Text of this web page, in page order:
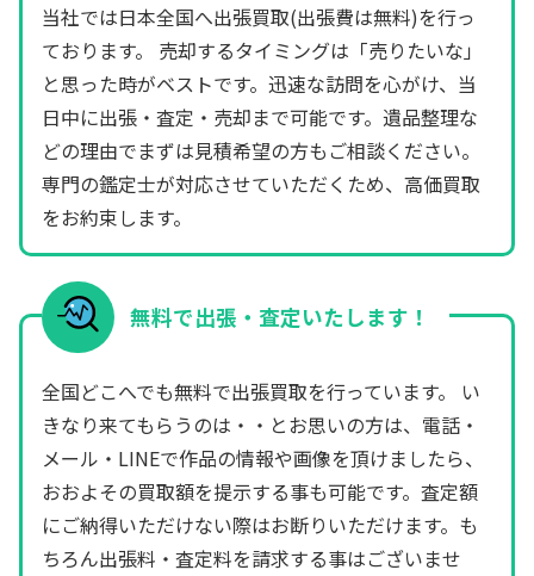
当社では日本全国へ出張買取(出張費は無料)を行っ
ております。 売却するタイミングは「売りたいな」
と思った時がベストです。迅速な訪問を心がけ、当
日中に出張・査定・売却まで可能です。遺品整理な
どの理由でまずは見積希望の方もご相談ください。
専門の鑑定士が対応させていただくため、高価買取
をお約束します。
無料で出張・査定いたします！
全国どこへでも無料で出張買取を行っています。 い
きなり来てもらうのは・・とお思いの方は、電話・
メール・LINEで作品の情報や画像を頂けましたら、
おおよその買取額を提示する事も可能です。査定額
にご納得いただけない際はお断りいただけます。も
ちろん出張料・査定料を請求する事はございませ